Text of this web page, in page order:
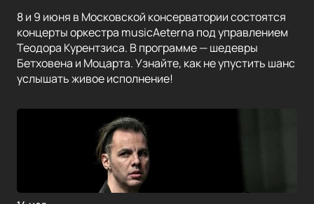
8 и 9 июня в Московской консерватории состоятся
концерты оркестра musicAeterna под управлением
Теодора Курентзиса. В программе — шедевры
Бетховена и Моцарта. Узнайте, как не упустить шанс
услышать живое исполнение!